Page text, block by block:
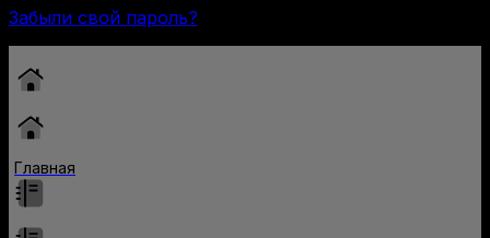
Забыли свой пароль?
Главная